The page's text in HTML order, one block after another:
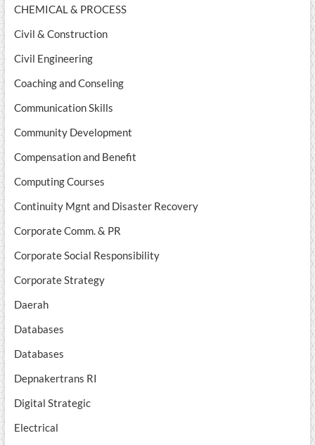
CHEMICAL & PROCESS
Civil & Construction
Civil Engineering
Coaching and Conseling
Communication Skills
Community Development
Compensation and Benefit
Computing Courses
Continuity Mgnt and Disaster Recovery
Corporate Comm. & PR
Corporate Social Responsibility
Corporate Strategy
Daerah
Databases
Databases
Depnakertrans RI
Digital Strategic
Electrical